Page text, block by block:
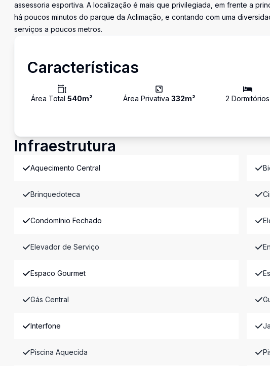
assessoria esportiva. A localização é mais que privilegiada, em frente a
há poucos minutos do parque da Aclimação, e contando com uma
serviços a poucos metros.
Características
Área Total 540m² Área Privativa 332m² 2 Dormitórios
Infraestrutura
Aquecimento Central
Brinquedoteca
Condomínio Fechado
Elevador de Serviço
Espaco Gourmet
Gás Central
Interfone
Piscina Aquecida